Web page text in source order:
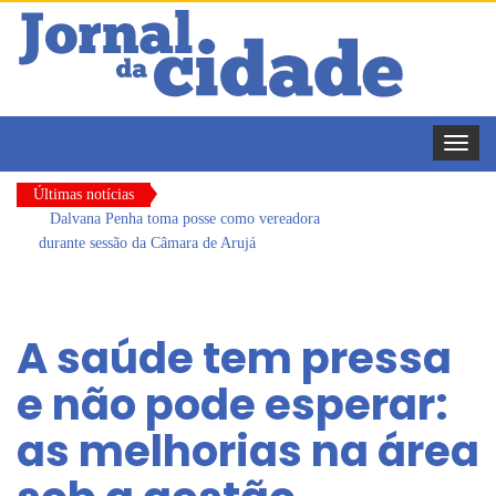
Toggle
Últimas notícias
Dalvana Penha toma posse como vereadora
durante sessão da Câmara de Arujá
Arujá promove 2º encontro da Jornada de
Conhecimento em Bem-Estar Animal no Parque
dos Ipês
Com estratégias reforçadas de multivacinação,
Arujá não registra casos de sarampo há 6 anos
A saúde tem pressa
e não pode esperar:
as melhorias na área